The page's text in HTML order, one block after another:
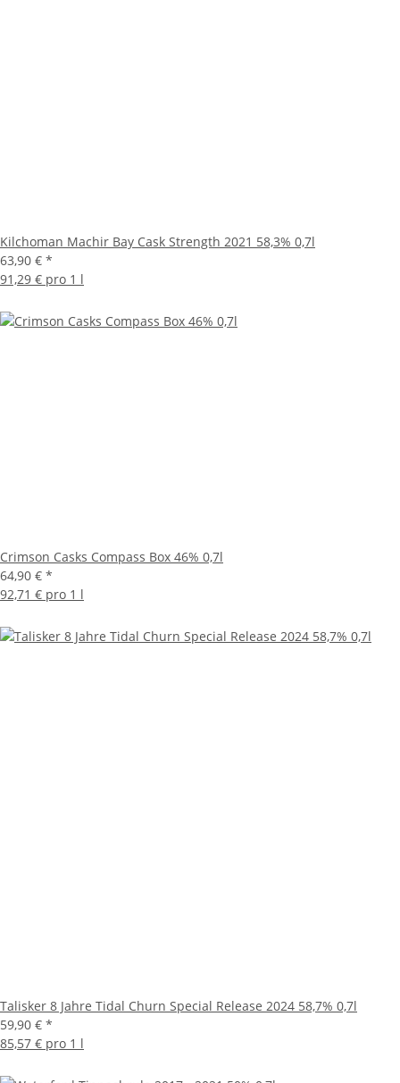
Kilchoman Machir Bay Cask Strength 2021 58,3% 0,7l
63,90 € *
91,29 € pro 1 l
Crimson Casks Compass Box 46% 0,7l
64,90 € *
92,71 € pro 1 l
Talisker 8 Jahre Tidal Churn Special Release 2024 58,7% 0,7l
59,90 € *
85,57 € pro 1 l